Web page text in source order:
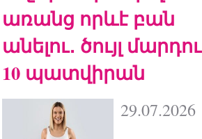
առանց որևէ բան
անելու․ ծույլ մարդու
10 պատվիրան
29.07.2026